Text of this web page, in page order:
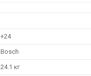
+24
Bosch
24.1 кг